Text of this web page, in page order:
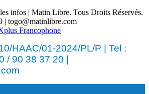
infos | Matin Libre. Tous Droits Réservés.
| togo@matinlibre.com
Francophone
HAAC/01-2024/PL/P | Tel :
/ 90 38 37 20 |